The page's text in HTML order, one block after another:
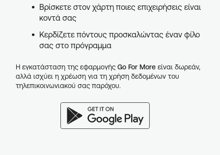
Βρίσκετε στον χάρτη ποιες επιχειρήσεις είναι
κοντά σας
Κερδίζετε πόντους προσκαλώντας έναν φίλο
σας στο πρόγραμμα
Η εγκατάσταση της εφαρμογής Go For More είναι δωρεάν,
αλλά ισχύει η χρέωση για τη χρήση δεδομένων του
τηλεπικοινωνιακού σας παρόχου.